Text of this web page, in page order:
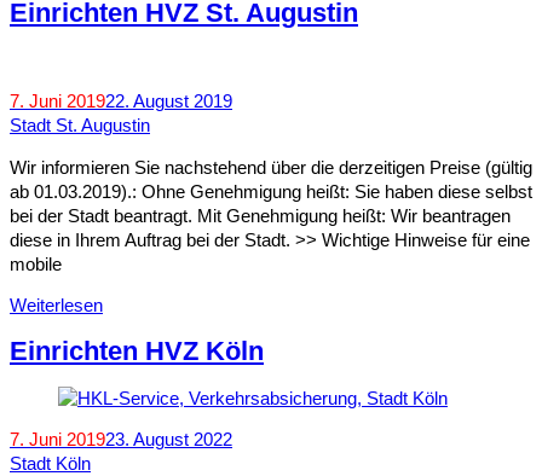
Einrichten HVZ St. Augustin
7. Juni 201922. August 2019
Stadt St. Augustin
Wir informieren Sie nachstehend über die derzeitigen Preise (gültig
ab 01.03.2019).: Ohne Genehmigung heißt: Sie haben diese selbst
bei der Stadt beantragt. Mit Genehmigung heißt: Wir beantragen
diese in Ihrem Auftrag bei der Stadt. >> Wichtige Hinweise für eine
mobile
Weiterlesen
Einrichten HVZ Köln
7. Juni 201923. August 2022
Stadt Köln